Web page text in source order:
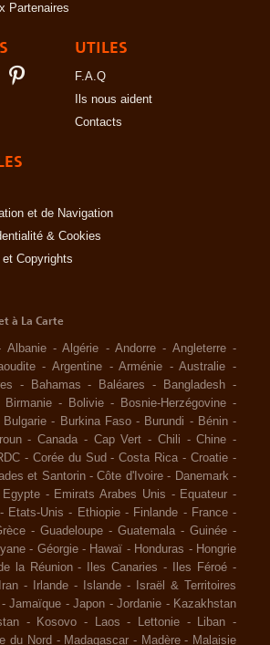
Partenaires
UTILES
F.A.Q
Ils nous aident
Contacts
et de Navigation
& Cookies
Copyrights
à La Carte
Albanie -Algérie -Andorre - Angleterre -
-Argentine -Arménie -Australie -
- Bahamas - Baléares - Bangladesh -
Birmanie - Bolivie - Bosnie-Herzégovine -
Bulgarie - Burkina Faso - Burundi - Bénin -
- Canada - Cap Vert - Chili -Chine -
- Corée du Sud -Costa Rica -Croatie -
et Santorin -Côte d'Ivoire - Danemark -
Egypte - Emirats Arabes Unis - Equateur -
- Etats-Unis - Ethiopie - Finlande - France -
- Guadeloupe - Guatemala - Guinée -
- Géorgie - Hawaï - Honduras - Hongrie
la Réunion - Iles Canaries - Iles Féroé -
Iran - Irlande - Islande -
Israël & Territoires
- Jamaïque - Japon - Jordanie - Kazakhstan
- Kosovo - Laos - Lettonie - Liban -
du Nord - Madagascar - Madère - Malaisie